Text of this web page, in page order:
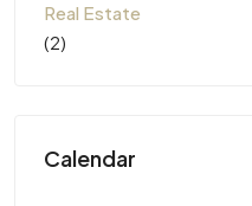
Real Estate
(2)
Calendar